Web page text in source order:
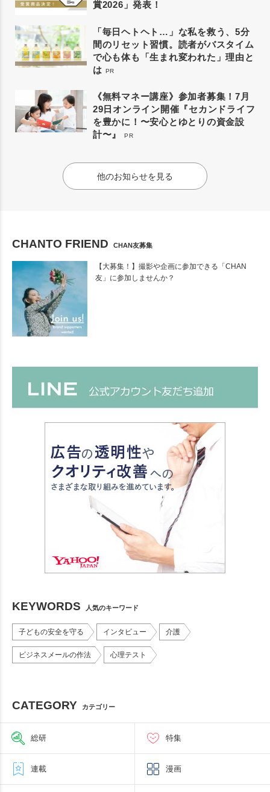
賞2026」発表！
「毎日ヘトヘト…」な私を救う、5分
間のリセット習慣。読者がバスタイム
で心も体も「生まれ変われた」理由と
は PR
《無料マネー講座》参加者募集！7月
29日オンライン開催『セカンドライフ
を豊かに！〜安心とゆとりの資金設
計〜』
PR
他のお知らせを見る
CHANTO FRIEND CHAN友募集
【大募集！】撮影や企画に参加できる「CHAN
友」に参加しませんか？
KEYWORDS 人気のキーワード
子どもの安全を守る インタビュー 介護
ビジネスメールの作法 心理テスト
CATEGORY カテゴリー
総研 特集
連載 漫画